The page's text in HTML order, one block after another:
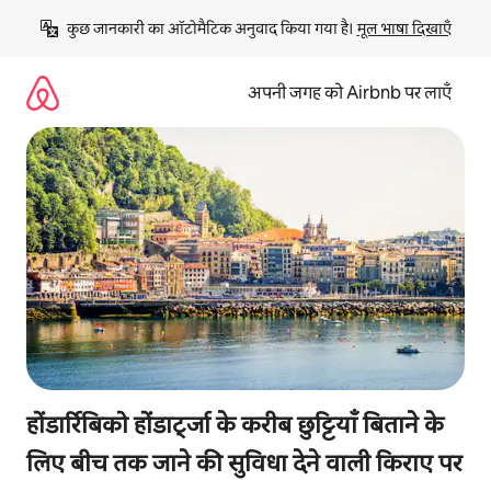
छोड़कर
कॉन्टेंट
कुछ जानकारी का ऑटोमैटिक अनुवाद किया गया है। मूल भाषा दिखाएँ
अपनी जगह को Airbnb पर लाएँ
होंडार्रिबिको होंडार्ट्जा के करीब छुट्टियाँ बिताने के
लिए बीच तक जाने की सुविधा देने वाली किराए पर